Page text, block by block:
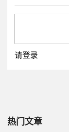
请登录
热门文章